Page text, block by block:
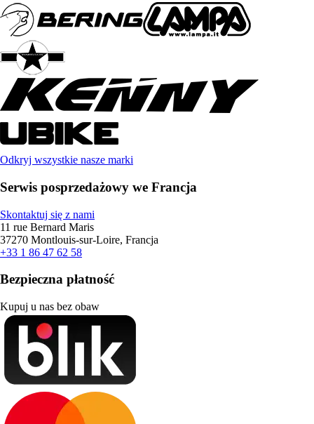
Odkryj wszystkie nasze marki
Serwis posprzedażowy we Francja
Skontaktuj się z nami
11 rue Bernard Maris
37270 Montlouis-sur-Loire, Francja
+33 1 86 47 62 58
Bezpieczna płatność
Kupuj u nas bez obaw